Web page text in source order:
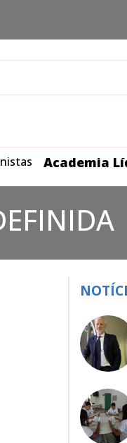
Academia